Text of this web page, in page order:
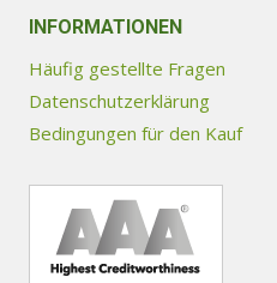
INFORMATIONEN
Häufig gestellte Fragen
Datenschutzerklärung
Bedingungen für den Kauf